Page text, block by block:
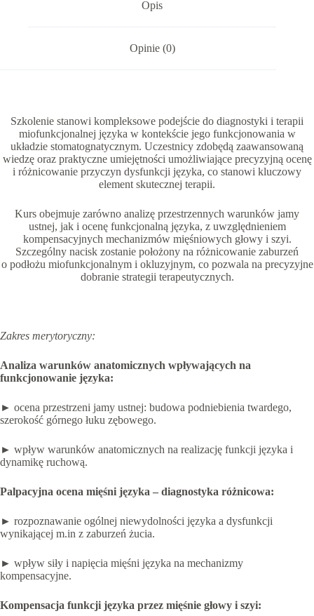
Opis
Opinie (0)
Szkolenie stanowi kompleksowe podejście do diagnostyki i terapii
miofunkcjonalnej języka w kontekście jego funkcjonowania w
układzie stomatognatycznym. Uczestnicy zdobędą zaawansowaną
wiedzę oraz praktyczne umiejętności umożliwiające precyzyjną ocenę
i różnicowanie przyczyn dysfunkcji języka, co stanowi kluczowy
element skutecznej terapii.
Kurs obejmuje zarówno analizę przestrzennych warunków jamy
ustnej, jak i ocenę funkcjonalną języka, z uwzględnieniem
kompensacyjnych mechanizmów mięśniowych głowy i szyi.
Szczególny nacisk zostanie położony na różnicowanie zaburzeń
o podłożu miofunkcjonalnym i okluzyjnym, co pozwala na precyzyjne
dobranie strategii terapeutycznych.
Zakres merytoryczny:
Analiza warunków anatomicznych wpływających na
funkcjonowanie języka:
► ocena przestrzeni jamy ustnej: budowa podniebienia twardego,
szerokość górnego łuku zębowego.
► wpływ warunków anatomicznych na realizację funkcji języka i
dynamikę ruchową.
Palpacyjna ocena mięśni języka – diagnostyka różnicowa:
► rozpoznawanie ogólnej niewydolności języka a dysfunkcji
wynikającej m.in z zaburzeń żucia.
► wpływ siły i napięcia mięśni języka na mechanizmy
kompensacyjne.
Kompensacja funkcji języka przez mięśnie głowy i szyi: